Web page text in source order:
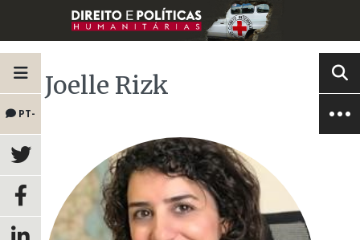
PT-
BR
Joelle Rizk